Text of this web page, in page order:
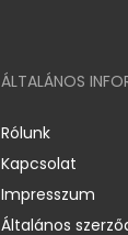
ÁLTALÁNOS
Rólunk
Kapcsolat
Impresszum
Általános